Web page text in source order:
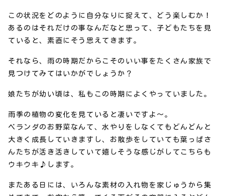
この状況をどのように自分なりに捉えて、どう楽しむか！
あるのはそれだけの事なんだなと思って、子どもたちを見
ていると、素直にそう思えてきます。
それなら、雨の時期だからこそのいい事をたくさん家族で
見つけてみてはいかがでしょうか？
娘たちが幼い頃は、私もこの時期によくやっていました。
雨季の植物の変化を見ていると凄いですよ～。
ベランダのお野菜なんて、水やりをしなくてもどんどんと
大きく成長していきますし、お散歩をしていても葉っぱさ
んたちが活き活きしていて嬉しそうな感じがしてこちらも
ウキウキ♪します。
またある日には、いろんな素材の入れ物を家じゅうから集